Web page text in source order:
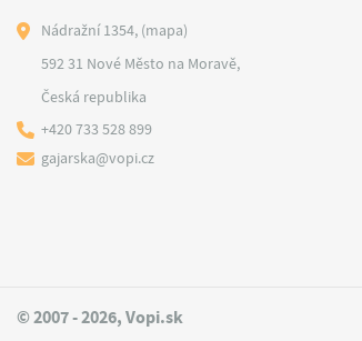
Nádražní 1354, (mapa)
592 31 Nové Město na Moravě,
Česká republika
+420 733 528 899
gajarska@vopi.cz
© 2007 - 2026, Vopi.sk